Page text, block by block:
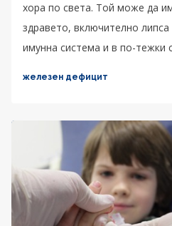
хора по света. Той може да
здравето, включително
имунна система и в по-тежки
железен дефицит